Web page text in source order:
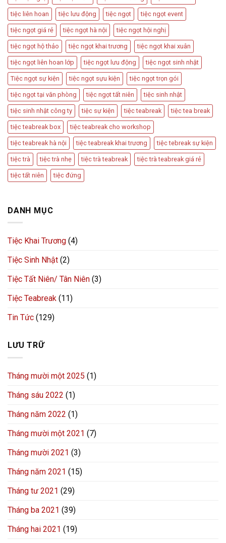
Quan
Trọng
tiệc liên hoan tiệc lưu động tiệc ngọt tiệc ngọt event
tiệc ngọt giá rẻ tiệc ngọt hà nội tiệc ngọt hội nghị
tiệc ngọt hộ thảo tiệc ngọt khai trương tiệc ngọt khai xuân
tiệc ngọt liên hoan lớp tiệc ngọt lưu động tiệc ngọt sinh nhật
Tiệc ngọt sự kiện tiệc ngọt sựu kiện tiệc ngọt trọn gói
tiệc ngọt tại văn phòng tiệc ngọt tất niên tiệc sinh nhật
tiệc sinh nhật công ty tiệc sự kiện tiệc teabreak tiệc tea break
tiệc teabreak box tiệc teabreak cho workshop
tiệc teabreak hà nội tiệc teabreak khai trương tiệc tebreak sự kiện
tiệc trà tiệc trà nhẹ tiệc trà teabreak tiệc trà teabreak giá rẻ
tiệc tất niên tiệc đứng
DANH MỤC
Tiệc Khai Trương (4)
Tiệc Sinh Nhật (2)
Tiệc Tất Niên/ Tân Niên (3)
Tiệc Teabreak (11)
Tin Tức (129)
LƯU TRỮ
Tháng mười một 2025 (1)
Tháng sáu 2022 (1)
Tháng năm 2022 (1)
Tháng mười một 2021 (7)
Tháng mười 2021 (3)
Tháng năm 2021 (15)
Tháng tư 2021 (29)
Tháng ba 2021 (39)
Tháng hai 2021 (19)